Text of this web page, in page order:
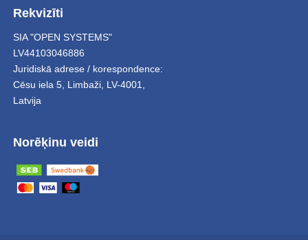
Rekvizīti
SIA "OPEN SYSTEMS"
LV44103046886
Juridiskā adrese / korespondence:
Cēsu iela 5, Limbaži, LV-4001,
Latvija
Norēķinu veidi